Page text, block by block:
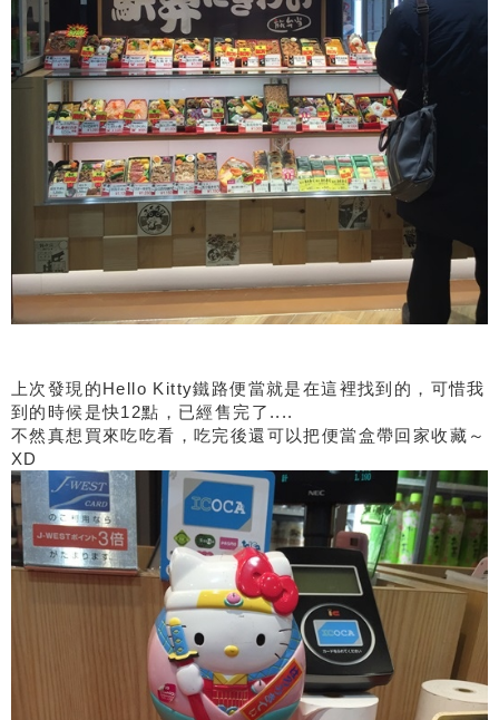
上次發現的Hello Kitty鐵路便當就是在這裡找到的，可惜我
到的時候是快12點，已經售完了....
不然真想買來吃吃看，吃完後還可以把便當盒帶回家收藏～
XD